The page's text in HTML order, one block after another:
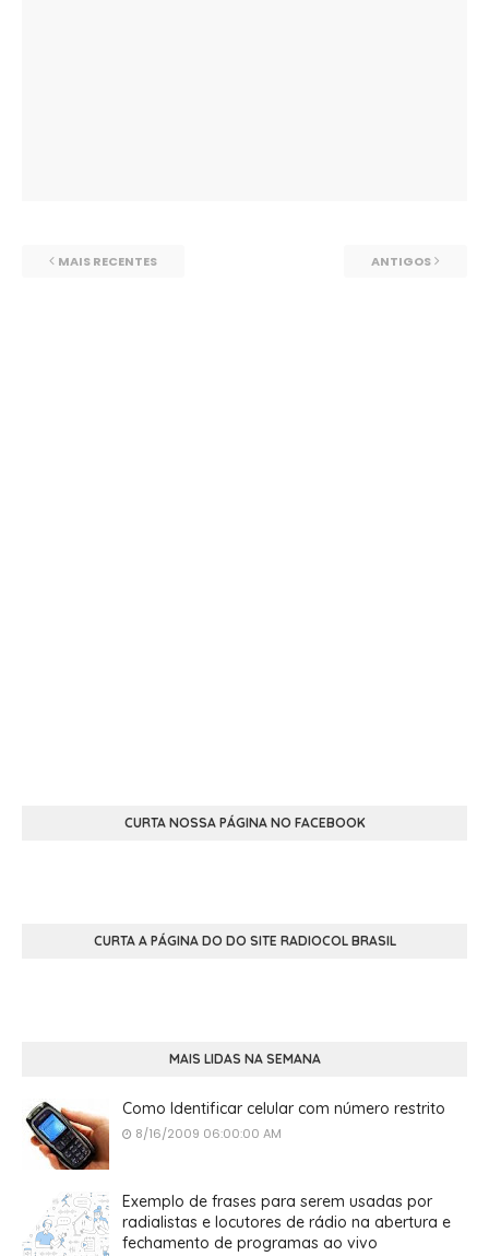
MAIS RECENTES ANTIGOS
CURTA NOSSA PÁGINA NO FACEBOOK
CURTA A PÁGINA DO DO SITE RADIOCOL BRASIL
MAIS LIDAS NA SEMANA
Como Identificar celular com número restrito
8/16/2009 06:00:00 AM
Exemplo de frases para serem usadas por
radialistas e locutores de rádio na abertura e
fechamento de programas ao vivo